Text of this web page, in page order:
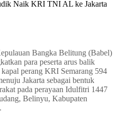
Naik KRI TNI AL ke Jakarta
Bangka Belitung (Babel)
para peserta arus balik
perang KRI Semarang 594
Jakarta sebagai bentuk
pada perayaan Idulfitri 1447
Belinyu, Kabupaten